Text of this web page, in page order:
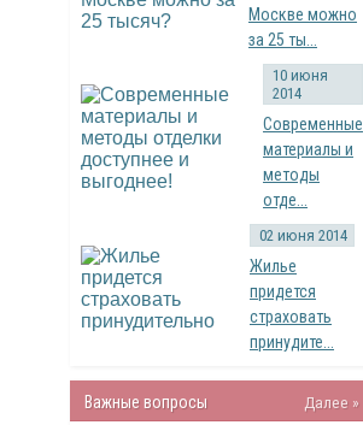
Москве можно
за 25 ты...
10 июня
2014
Современные
материалы и
методы
отде...
02 июня 2014
Жилье
придется
страховать
принудите...
Важные вопросы
Далее »